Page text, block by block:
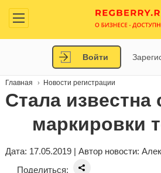
Войти
Главная Новости регистрации
Стала известна
маркировки
Дата: 17.05.2019 | Автор новости:
Поделиться: